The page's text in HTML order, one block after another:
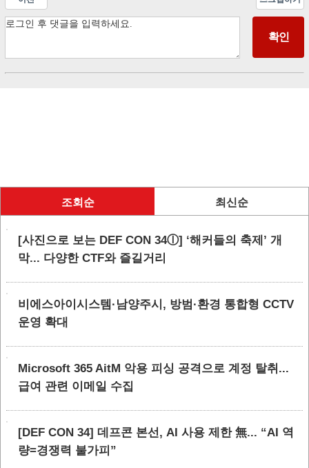
조회순 최신순
[사진으로 보는 DEF CON 34ⓛ] ‘해커들의 축제’ 개
막... 다양한 CTF와 즐길거리
비에스아이시스템·남양주시, 방범·환경 통합형 CCTV
운영 확대
Microsoft 365 AitM 악용 피싱 공격으로 계정 탈취...
급여 관련 이메일 수집
[DEF CON 34] 데프콘 본선, AI 사용 제한 無... “AI 역
량=경쟁력 불가피”